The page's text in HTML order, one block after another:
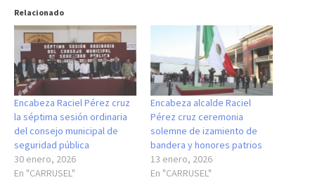
Relacionado
Encabeza Raciel Pérez cruz
la séptima sesión ordinaria
del consejo municipal de
seguridad pública
30 enero, 2026
En "CARRUSEL"
Encabeza alcalde Raciel
Pérez cruz ceremonia
solemne de izamiento de
bandera y honores patrios
13 enero, 2026
En "CARRUSEL"